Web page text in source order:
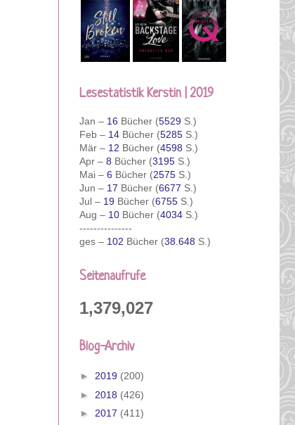
Lesestatistik Kerstin | 2019
Jan – 16 Bücher (5529 S.)
Feb – 14 Bücher (5285 S.)
Mär – 12 Bücher (4598 S.)
Apr – 8 Bücher (3195 S.)
Mai – 6 Bücher (2575 S.)
Jun – 17 Bücher (6677 S.)
Jul – 19 Bücher (6755 S.)
Aug – 10 Bücher (4034 S.)
---------------
ges – 102 Bücher (38.648 S.)
Seitenaufrufe
1,379,027
Blog-Archiv
► 2019 (200)
► 2018 (426)
► 2017 (411)